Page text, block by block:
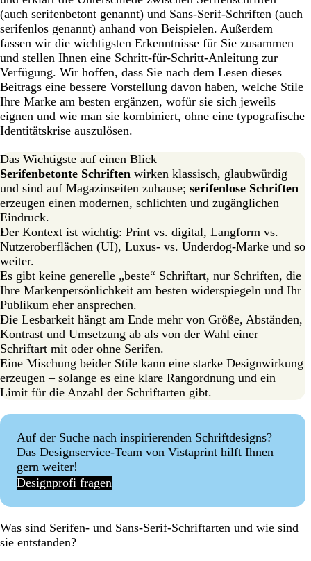
(auch serifenbetont genannt) und Sans-Serif-Schriften (auch
serifenlos genannt) anhand von Beispielen. Außerdem
fassen wir die wichtigsten Erkenntnisse für Sie zusammen
und stellen Ihnen eine Schritt-für-Schritt-Anleitung zur
Verfügung. Wir hoffen, dass Sie nach dem Lesen dieses
Beitrags eine bessere Vorstellung davon haben, welche Stile
Ihre Marke am besten ergänzen, wofür sie sich jeweils
eignen und wie man sie kombiniert, ohne eine typografische
Identitätskrise auszulösen.
Das Wichtigste auf einen Blick
Serifenbetonte Schriften wirken klassisch, glaubwürdig
und sind auf Magazinseiten zuhause; serifenlose Schriften
erzeugen einen modernen, schlichten und zugänglichen
Eindruck.
Der Kontext ist wichtig: Print vs. digital, Langform vs.
Nutzeroberflächen (UI), Luxus- vs. Underdog-Marke und so
weiter.
Es gibt keine generelle „beste“ Schriftart, nur Schriften, die
Ihre Markenpersönlichkeit am besten widerspiegeln und Ihr
Publikum eher ansprechen.
Die Lesbarkeit hängt am Ende mehr von Größe, Abständen,
Kontrast und Umsetzung ab als von der Wahl einer
Schriftart mit oder ohne Serifen.
Eine Mischung beider Stile kann eine starke Designwirkung
erzeugen – solange es eine klare Rangordnung und ein
Limit für die Anzahl der Schriftarten gibt.
Auf der Suche nach inspirierenden Schriftdesigns?
Das Designservice-Team von Vistaprint hilft Ihnen
gern weiter!
Designprofi fragen
Was sind Serifen- und Sans-Serif-Schriftarten und wie sind
sie entstanden?
Wann sollten Sie serifenlose oder serifenbetonte
Schriften einsetzen?
Anleitung für die Wahl einer serifenlosen oder
serifenbetonten Schriftart
Trends für serifenlose und serifenbetonte Schriften
Schriften erzählen Ihre Markengeschichte